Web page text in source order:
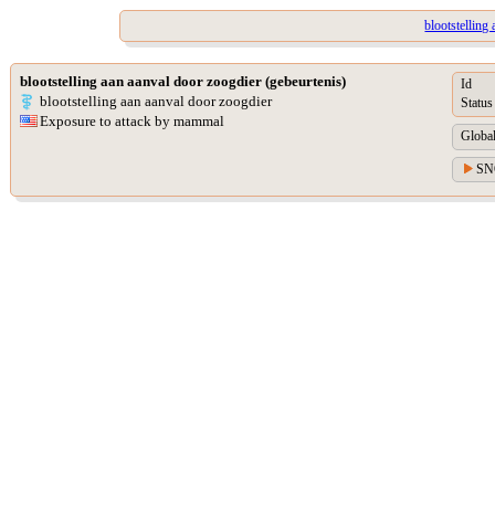
blootstelling
blootstelling aan aanval door zoogdier (gebeurtenis)
blootstelling aan aanval door zoogdier
Exposure to attack by mammal
Id
Status